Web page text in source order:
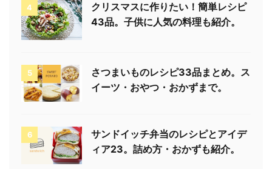
4
クリスマスに作りたい！簡単レシピ
43品。子供に人気の料理も紹介。
5
さつまいものレシピ33品まとめ。ス
イーツ・おやつ・おかずまで。
6
サンドイッチ弁当のレシピとアイデ
ィア23。詰め方・おかずも紹介。